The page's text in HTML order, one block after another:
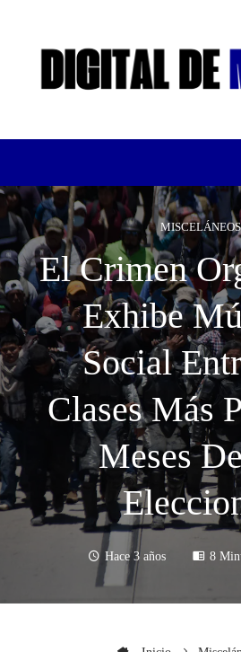
MISCELÁNEOS
El Crimen
Exhibe
Social
Clases Más
Meses
Hace 3 años 8